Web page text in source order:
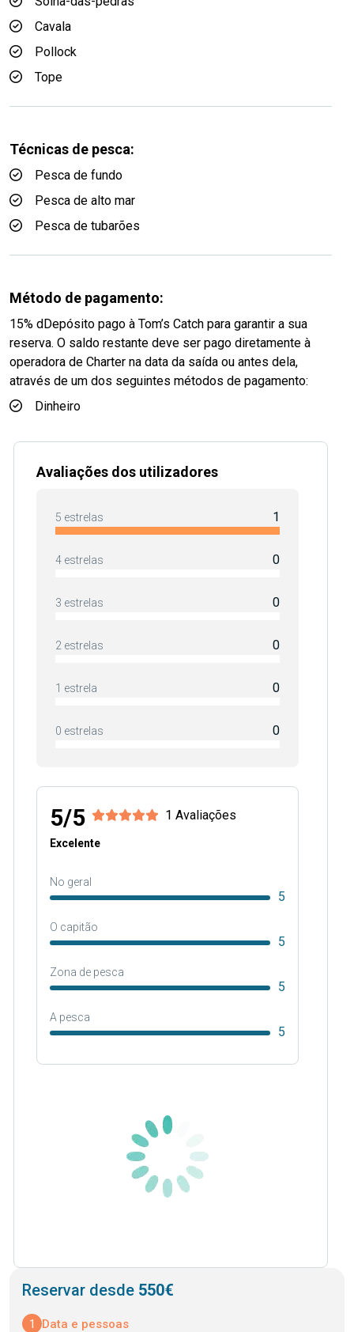
Cavala
Pollock
Tope
Técnicas de pesca:
Pesca de fundo
Pesca de alto mar
Pesca de tubarões
Método de pagamento:
15% dDepósito pago à Tom’s Catch para garantir a sua
reserva. O saldo restante deve ser pago diretamente à
operadora de Charter na data da saída ou antes dela,
através de um dos seguintes métodos de pagamento:
Dinheiro
Avaliações dos utilizadores
5 estrelas 1
4 estrelas 0
3 estrelas 0
2 estrelas 0
1 estrela 0
0 estrelas 0
5/5 1 Avaliações
Excelente
No geral
5
O capitão
5
Zona de pesca
5
A pesca
5
Reservar desde 550€
1 Data e pessoas